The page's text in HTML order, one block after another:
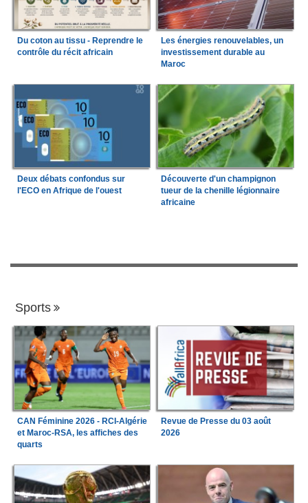
Du coton au tissu - Reprendre le
contrôle du récit africain
Les énergies renouvelables, un
investissement durable au
Maroc
Deux débats confondus sur
l'ECO en Afrique de l'ouest
Découverte d'un champignon
tueur de la chenille légionnaire
africaine
Sports
CAN Féminine 2026 - RCI-Algérie
et Maroc-RSA, les affiches des
quarts
Revue de Presse du 03 août
2026